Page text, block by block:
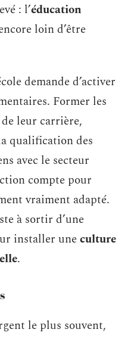
: l’éducation
loin d’être
demande d’activer
Former les
leur carrière,
qualification des
avec le secteur
compte pour
vraiment adapté.
à sortir d’une
installer uneculture
.
le plus souvent,